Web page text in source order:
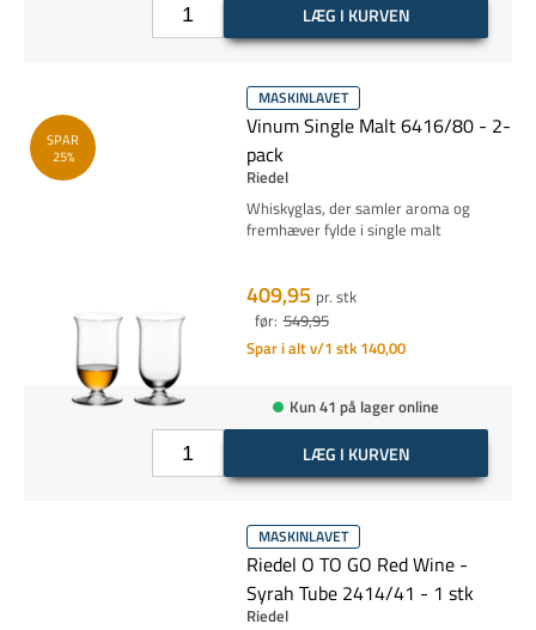
LÆG I KURVEN
SPAR
25%
MASKINLAVET
Vinum Single Malt 6416/80 - 2-
pack
Riedel
Whiskyglas, der samler aroma og
fremhæver fylde i single malt
409,95 pr. stk
før: 549,95
Spar i alt v/1 stk 140,00
Kun 41 på lager online
LÆG I KURVEN
MASKINLAVET
Riedel O TO GO Red Wine -
Syrah Tube 2414/41 - 1 stk
Riedel